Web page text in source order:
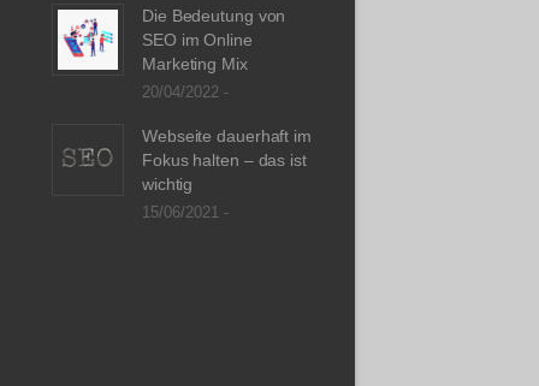
Die Bedeutung von
SEO im Online
Marketing Mix
20/04/2022 -
Webseite dauerhaft im
Fokus halten – das ist
wichtig
15/06/2021 -